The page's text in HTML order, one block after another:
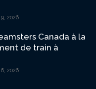
2026
Canada à la
de train à
2026